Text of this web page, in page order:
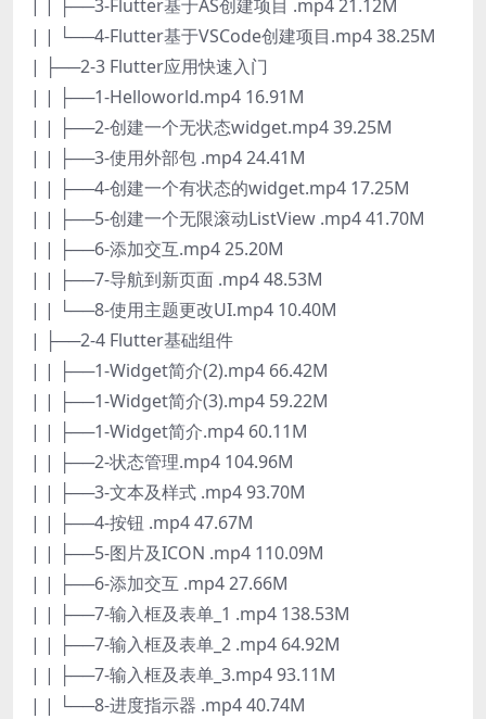
| | ├──3-Flutter基于AS创建项目 .mp4 21.12M
| | └──4-Flutter基于VSCode创建项目.mp4 38.25M
| ├──2-3 Flutter应用快速入门
| | ├──1-Helloworld.mp4 16.91M
| | ├──2-创建一个无状态widget.mp4 39.25M
| | ├──3-使用外部包 .mp4 24.41M
| | ├──4-创建一个有状态的widget.mp4 17.25M
| | ├──5-创建一个无限滚动ListView .mp4 41.70M
| | ├──6-添加交互.mp4 25.20M
| | ├──7-导航到新页面 .mp4 48.53M
| | └──8-使用主题更改UI.mp4 10.40M
| ├──2-4 Flutter基础组件
| | ├──1-Widget简介(2).mp4 66.42M
| | ├──1-Widget简介(3).mp4 59.22M
| | ├──1-Widget简介.mp4 60.11M
| | ├──2-状态管理.mp4 104.96M
| | ├──3-文本及样式 .mp4 93.70M
| | ├──4-按钮 .mp4 47.67M
| | ├──5-图片及ICON .mp4 110.09M
| | ├──6-添加交互 .mp4 27.66M
| | ├──7-输入框及表单_1 .mp4 138.53M
| | ├──7-输入框及表单_2 .mp4 64.92M
| | ├──7-输入框及表单_3.mp4 93.11M
| | └──8-进度指示器 .mp4 40.74M